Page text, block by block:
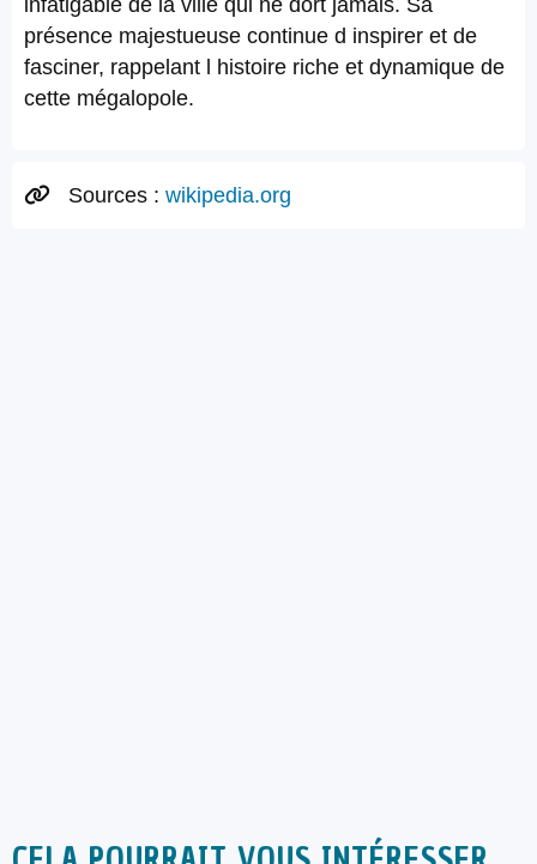
infatigable de la ville qui ne dort jamais. Sa
présence majestueuse continue d inspirer et de
fasciner, rappelant l histoire riche et dynamique de
cette mégalopole.
Sources : wikipedia.org